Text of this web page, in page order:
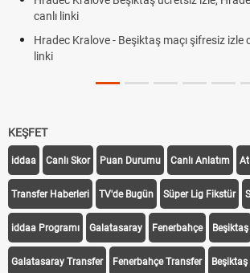
canlı linki
Hradec Kralove - Beşiktaş maçı şifresiz izle
linki
KEŞFET
iddaa Canlı Skor Puan Durumu Canlı Anlatım At
Transfer Haberleri TV'de Bugün Süper Lig Fikstür
iddaa Programı Galatasaray Fenerbahçe Beşiktaş
Galatasaray Transfer Fenerbahçe Transfer